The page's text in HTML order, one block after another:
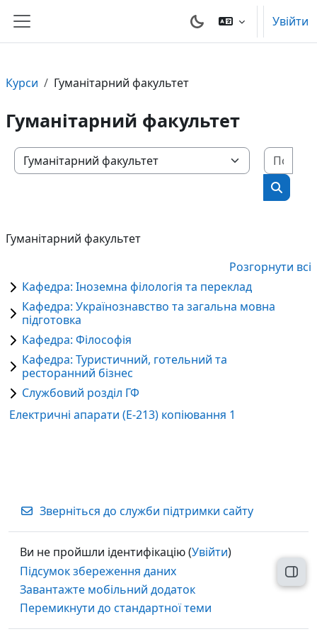
Бокова панель
Увійти
Курси Гуманітарний факультет
Гуманітарний факультет
Категорії курсів
Пошук
Гуманітарний факультет
Розгорнути всі
Кафедра: Іноземна філологія та переклад
Кафедра: Українознавство та загальна мовна
підготовка
Кафедра: Філософія
Кафедра: Туристичний, готельний та
ресторанний бізнес
Службовий розділ ГФ
Електричні апарати (Е-213) копіювання 1
Зверніться до служби підтримки сайту
Ви не пройшли ідентифікацію (Увійти)
Підсумок збереження даних
Завантажте мобільний додаток
Перемикнути до стандартної теми